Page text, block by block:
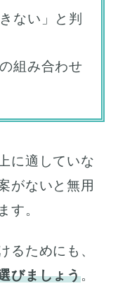
ない」と判
組み合わせ
に適していな
がないと無用
す。
るためにも、
びましょう。